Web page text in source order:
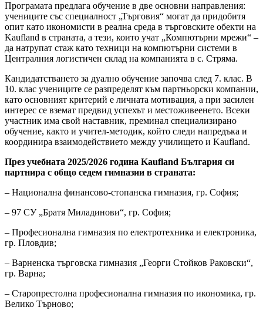
Програмата предлага обучение в две основни направления:
учениците със специалност „Търговия“ могат да придобитя
опит като икономисти в реална среда в търговските обекти на
Kaufland в страната, а тези, които учат „Компютърни мрежи“ –
да натрупат стаж като техници на компютърни системи в
Централния логистичен склад на компанията в с. Стряма.
Кандидатстването за дуално обучение започва след 7. клас. В
10. клас учениците се разпределят към партньорски компании,
като основният критерий е личната мотивация, а при засилен
интерес се вземат предвид успехът и местоживеенето. Всеки
участник има свой наставник, преминал специализирано
обучение, както и учител-методик, който следи напредъка и
координира взаимодействието между училището и Kaufland.
През учебната 2025/2026 година Kaufland България си
партнира с общо седем гимназии в страната:
– Национална финансово-стопанска гимназия, гр. София;
– 97 СУ „Братя Миладинови“, гр. София;
– Професионална гимназия по електротехника и електроника,
гр. Пловдив;
– Варненска търговска гимназия „Георги Стойков Раковски“,
гр. Варна;
– Старопрестолна професионална гимназия по икономика, гр.
Велико Търново;